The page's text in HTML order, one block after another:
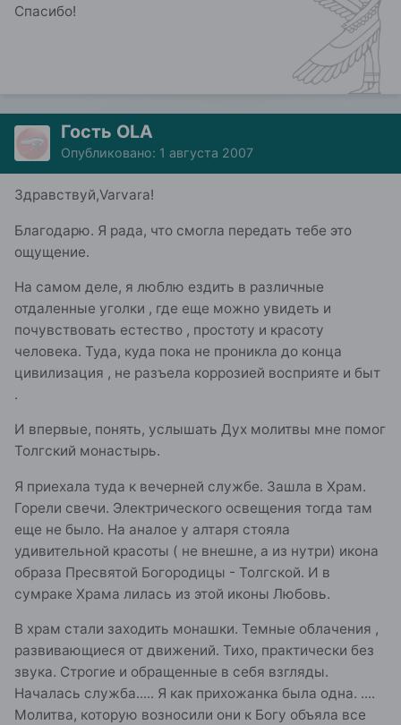
Спасибо!
Гость OLA
Опубликовано: 1 августа 2007
Здравствуй,Varvara!
Благодарю. Я рада, что смогла передать тебе это
ощущение.
На самом деле, я люблю ездить в различные
отдаленные уголки , где еще можно увидеть и
почувствовать естество , простоту и красоту
человека. Туда, куда пока не проникла до конца
цивилизация , не разъела коррозией восприяте и быт
.
И впервые, понять, услышать Дух молитвы мне помог
Толгский монастырь.
Я приехала туда к вечерней службе. Зашла в Храм.
Горели свечи. Электрического освещения тогда там
еще не было. На аналое у алтаря стояла
удивительной красоты ( не внешне, а из нутри) икона
образа Пресвятой Богородицы - Толгской. И в
сумраке Храма лилась из этой иконы Любовь.
В храм стали заходить монашки. Темные облачения ,
развивающиеся от движений. Тихо, практически без
звука. Строгие и обращенные в себя взгляды.
Началась служба..... Я как прихожанка была одна. ....
Молитва, которую возносили они к Богу объяла все